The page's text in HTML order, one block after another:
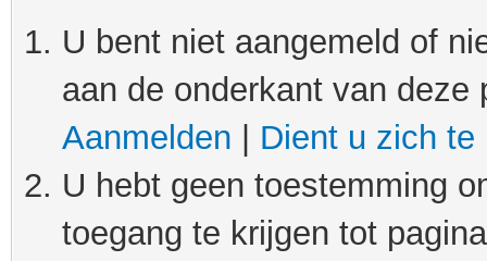
U bent niet aangemeld of
aan de onderkant van
Aanmelden
Dient u zich te
U hebt geen toestemming
toegang te krijgen tot